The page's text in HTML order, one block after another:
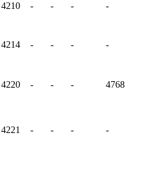
4210 - - -
-
4214 - - - -
4220 - - -
4768
4221 - - - -